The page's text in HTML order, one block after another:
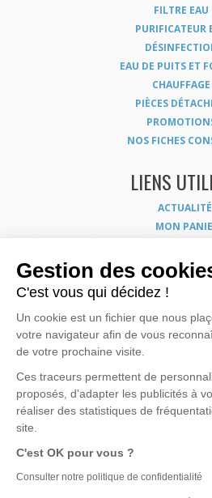
FILTRE EAU
PURIFICATEUR
EAU DE PUITS ET
CHAUFFAGE
PIÈCES
NOS FICHES
LIENS
MON
NOUS
CONDITIONS
MENTIONS
POLITIQUE DE
EXERCEZ VOS
PLAN DU
Nous mettons à votre disposition notre savoir faire
meilleure solution possible pour rendre votre
assurer des produits bien dimensionnés, fiables et
Gestion des
C'est vous qui décidez !
Un cookie est un fichier que nous
votre navigateur afin de vous
de votre prochaine visite.
Ces traceurs permettent de
proposés, d'adapter les publicités à
réaliser des statistiques de
site.
C'est OK pour vous ?
Consulter notre politique de confidentialité